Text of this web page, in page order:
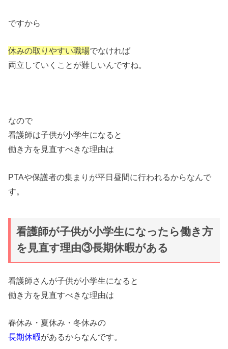
ですから
休みの取りやすい職場でなければ
両立していくことが難しいんですね。
なので
看護師は子供が小学生になると
働き方を見直すべきな理由は
PTAや保護者の集まりが平日昼間に行われるからなんで
す。
看護師が子供が小学生になったら働き方
を見直す理由③長期休暇がある
看護師さんが子供が小学生になると
働き方を見直すべきな理由は
春休み・夏休み・冬休みの
長期休暇があるからなんです。